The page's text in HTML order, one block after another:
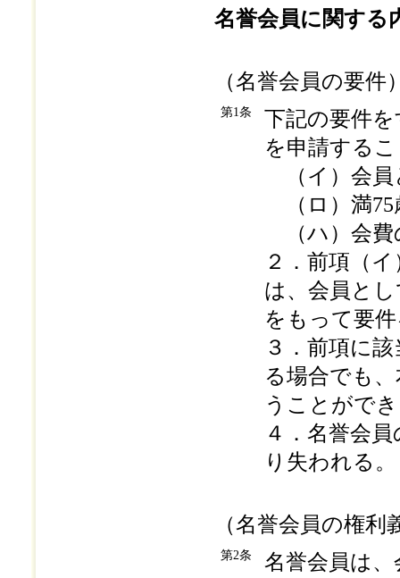
名誉会員に関する
（名誉会員の要件
第1条
下記の要件
を申請する
（イ）会員
（ロ）満75
（ハ）会費
２．前項（
は、会員と
をもって要
３．前項に
る場合でも
うことがで
４．名誉会
り失われる。
（名誉会員の権利
第2条
名誉会員は